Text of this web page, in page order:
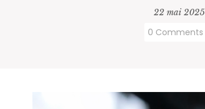
22 mai 2025
0 Comments